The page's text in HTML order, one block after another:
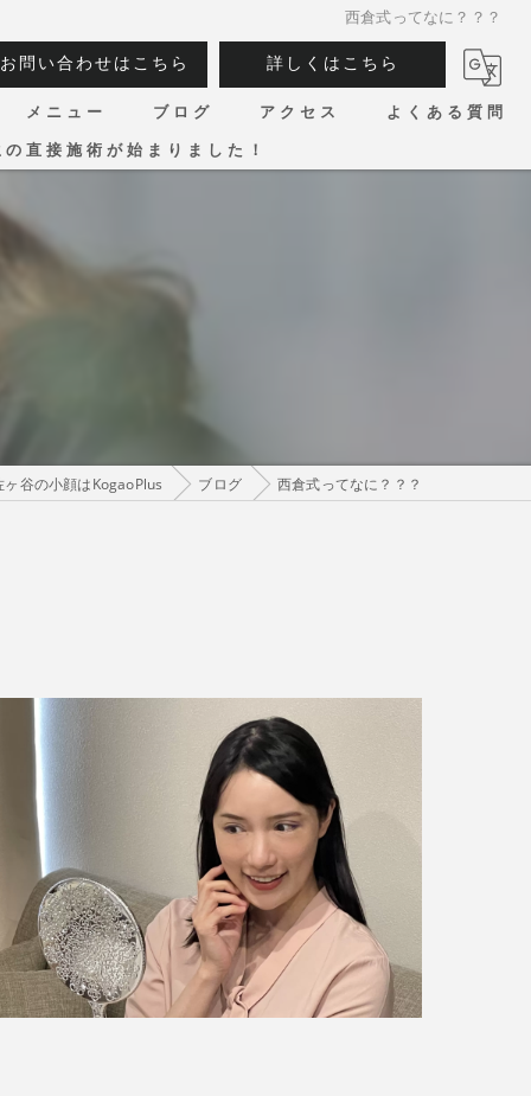
西倉式ってなに？？？
お問い合わせはこちら 詳しくはこちら
メニュー ブログ アクセス よくある質問
直接施術が始まりました！
ヶ谷の小顔はKogaoPlus ブログ 西倉式ってなに？？？